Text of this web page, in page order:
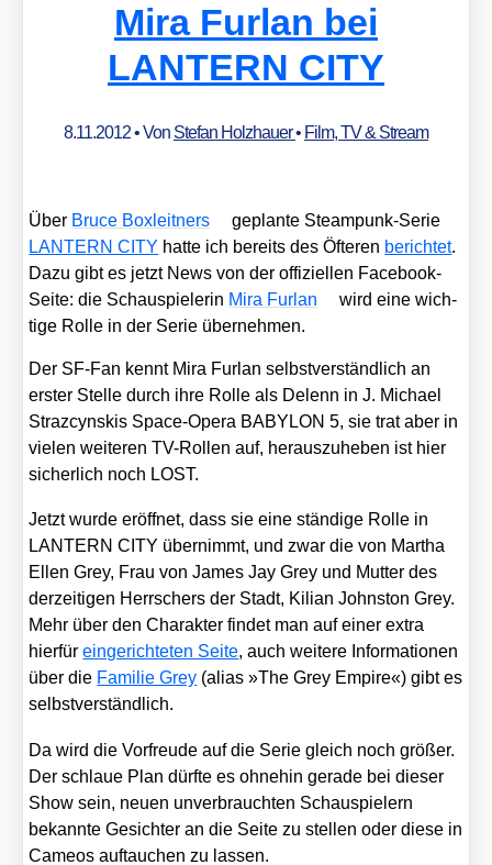
Mira Furlan bei
LANTERN CITY
8.11.2012• Von Stefan Holzhauer• Film, TV & Stream
Über Bruce Box­leit­ners
geplan­te Steam­punk-Serie
LANTERN CITY hat­te ich bereits des Öfte­ren berich­tet.
Dazu gibt es jetzt News von der offi­zi­el­len Face­book-
Sei­te: die Schau­spie­le­rin Mira Fur­lan
wird eine wich­
ti­ge Rol­le in der Serie über­neh­men.
Der SF-Fan kennt Mira Fur­lan selbst­ver­ständ­lich an
ers­ter Stel­le durch ihre Rol­le als Delenn in J. Micha­el
Straz­cynskis Space-Ope­ra BABYLON 5, sie trat aber in
vie­len wei­te­ren TV-Rol­len auf, her­aus­zu­he­ben ist hier
sicher­lich noch LOST.
Jetzt wur­de eröff­net, dass sie eine stän­di­ge Rol­le in
LANTERN CITY über­nimmt, und zwar die von Mar­tha
Ellen Grey, Frau von James Jay Grey und Mut­ter des
der­zei­ti­gen Herr­schers der Stadt, Kili­an John­s­ton Grey.
Mehr über den Cha­rak­ter fin­det man auf einer extra
hier­fürein­ge­rich­te­ten Sei­te, auch wei­te­re Infor­ma­tio­nen
über die Fami­lie Grey (ali­as »The Grey Empire«) gibt es
selbst­ver­ständ­lich.
Da wird die Vor­freu­de auf die Serie gleich noch grö­ßer.
Der schlaue Plan dürf­te es ohne­hin gera­de bei die­ser
Show sein, neu­en unver­brauch­ten Schau­spie­lern
bekann­te Gesich­ter an die Sei­te zu stel­len oder die­se in
Came­os auf­tau­chen zu las­sen.